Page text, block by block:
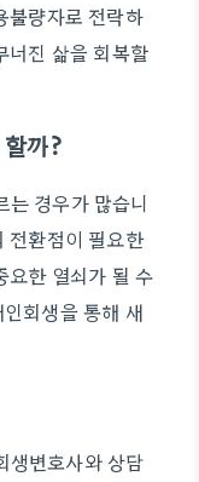
불량자로 전락하
너진 삶을 회복할
까?
는 경우가 많습니
전환점이 필요한
요한 열쇠가 될 수
회생을 통해 새
생변호사와 상담